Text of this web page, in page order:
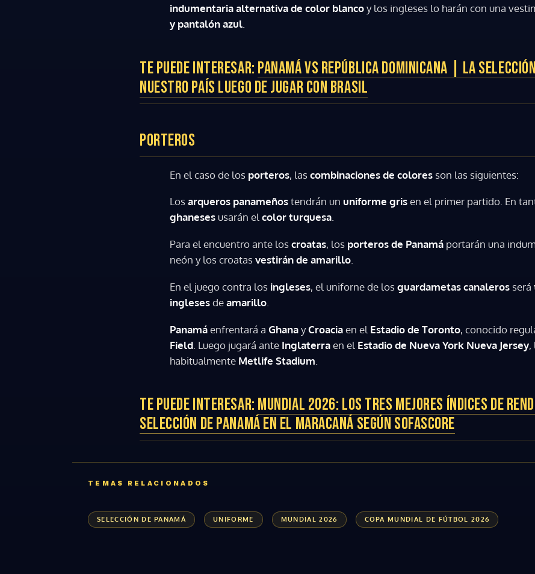
indumentaria alternativa de color blancoy los ingleses lo harán con una
y pantalón azul.
TE PUEDE INTERESAR: PANAMÁ VS REPÚBLICA DOMINICANA | LA
NUESTRO PAÍS LUEGO DE JUGAR CON BRASIL
PORTEROS
En el caso de los porteros, lascombinaciones de colores son las siguientes:
Losarqueros panameñostendrán un uniforme grisen el primer partido. En
ghanesesusarán elcolor turquesa.
Para el encuentro ante loscroatas, los porteros de Panamá portarán una
neón y los croatasvestirán de amarillo
En el juego contra los ingleses, el uniforne de losguardametas canaleros será
inglesesdeamarillo
Panamáenfrentará a GhanayCroaciaen el Estadio de Toronto, conocido
Field . Luego jugará ante Inglaterraen el Estadio de Nueva York Nueva Jersey,
habitualmente Metlife Stadium
TE PUEDE INTERESAR: MUNDIAL 2026: LOS TRES MEJORES ÍNDICES DE
SELECCIÓN DE PANAMÁ EN EL MARACANÁ SEGÚN SOFASCORE
TEMAS RELACIONADOS
SELECCIÓN DE PANAMÁ UNIFORME MUNDIAL 2026 COPA MUNDIAL DE FÚTBOL 2026